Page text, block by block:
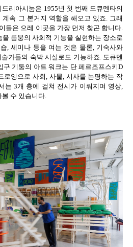
리아시눔은 1955년 첫 번째 도큐멘타의
속 그 본거지 역할을 해오고 있죠. 그래
들은 으레 이곳을 가장 먼저 찾곤 합니다.
룸붕의 사회적 기능을 실현하는 장소로
,세미나 등을 여는 것은 물론, 기숙사와
가들의 숙박 시설로도 기능하죠. 도큐멘
기둥의 아트 워크는 단 페르조프스키D
로잉으로 사회, 사물, 시사를 논평하는 작
는3개 층에 걸쳐 전시가 이뤄지며 영상,
수 있습니다.